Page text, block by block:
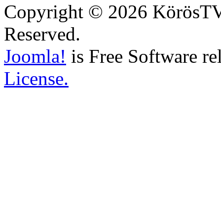
Copyright © 2026
Reserved.
Joomla! is Free Software
License.